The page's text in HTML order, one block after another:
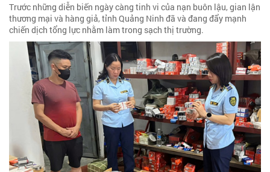
Trước những diễn biến ngày càng tinh vi của nạn buôn lậu, gian lận
thương mại và hàng giả, tỉnh Quảng Ninh đã và đang đẩy mạnh
chiến dịch tổng lực nhằm làm trong sạch thị trường.